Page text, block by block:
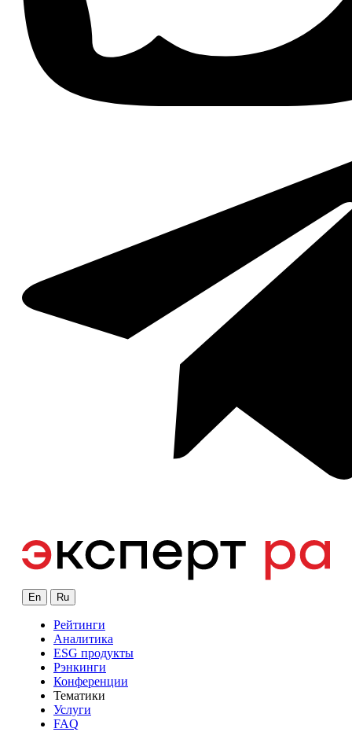
En Ru
Рейтинги
Аналитика
ESG продукты
Рэнкинги
Конференции
Тематики
Услуги
FAQ